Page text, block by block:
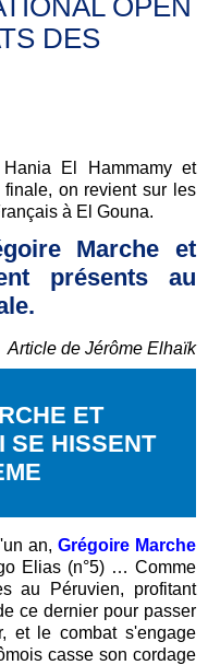
DES
El Hammamy et
on revient sur les
à El Gouna.
Marche et
présents au
Article de Jérôme Elhaïk
ET
SE HISSENT
an, Grégoire Marche
Elias (n°5) … Comme
au Péruvien, profitant
ce dernier pour passer
et le combat s'engage
casse son cordage